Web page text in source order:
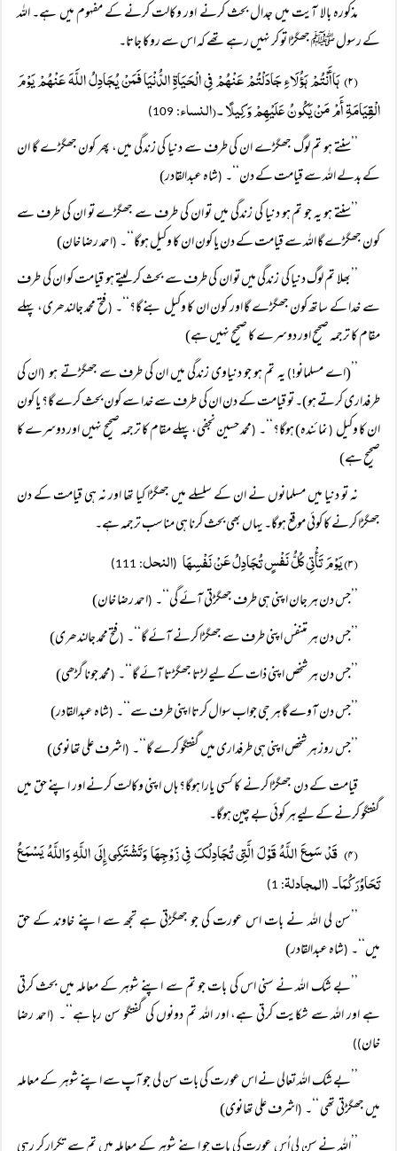
مذکورہ بالا آیت میں جدال بحث کرنے اور وکالت کرنے کے مفہوم میں ہے۔ اللہ
کے رسول ﷺ جھگڑا تو کر نہیں رہے تھے کہ اس سے روکا جاتا۔
(۲) ہَاأَنْتُمْ ہَؤُلَاءِ جَادَلْتُمْ عَنْہُمْ فِی الْحَیَاۃِ الدُّنْیَا فَمَنْ یُجَادِلُ اللَّہَ عَنْہُمْ یَوْمَ
الْقِیَامَۃِ أَمْ مَنْ یَکُونُ عَلَیْہِمْ وَکِیلًا ۔(النساء: 109)
’’سنتے ہو تم لوگ جھگڑے ان کی طرف سے دنیا کی زندگی میں، پھر کون جھگڑے گا ان
کے بدلے اللہ سے قیامت کے دن‘‘۔ (شاہ عبدالقادر)
’’سنتے ہو یہ جو تم ہو دنیا کی زندگی میں تو ان کی طرف سے جھگڑے تو ان کی طرف سے
کون جھگڑے گا اللہ سے قیامت کے دن یا کون ان کا وکیل ہوگا‘‘۔ (احمد رضا خان)
’’بھلا تم لوگ دنیا کی زندگی میں تو ان کی طرف سے بحث کر لیتے ہو قیامت کو ان کی طرف
سے خدا کے ساتھ کون جھگڑے گا اور کون ان کا وکیل بنے گا؟‘‘۔ (فتح محمد جالندھری، پہلے
مقام کا ترجمہ صحیح اور دوسرے کا صحیح نہیں ہے)
’’(اے مسلمانو!) یہ تم ہو جو دنیاوی زندگی میں ان کی طرف سے جھگڑتے ہو(ان کی
طرفداری کرتے ہو)۔ تو قیامت کے دن ان کی طرف سے خدا سے کون بحث کرے گا؟ یا کون
ان کا وکیل (نمائندہ) ہوگا؟‘‘۔ (محمد حسین نجفی، پہلے مقام کا ترجمہ صحیح نہیں اور دوسرے کا
صحیح ہے)
نہ تو دنیا میں مسلمانوں نے ان کے سلسلے میں جھگڑا کیا تھا اور نہ ہی قیامت کے دن
جھگڑا کرنے کا کوئی موقع ہوگا۔ یہاں بھی بحث کرنا ہی مناسب ترجمہ ہے۔
(۳) یَوْمَ تَأْتِی کُلُّ نَفْسٍ تُجَادِلُ عَنْ نَفْسِہَا (النحل: 111)
’’جس دن ہر جان اپنی ہی طرف جھگڑتی آئے گی‘‘۔ (احمد رضا خان)
’’جس دن ہر متنفس اپنی طرف سے جھگڑا کرنے آئے گا‘‘۔ (فتح محمد جالندھری)
’’جس دن ہر شخص اپنی ذات کے لیے لڑتا جھگڑتا آئے گا‘‘۔ (محمد جونا گڑھی)
’’جس دن آوے گا ہر جی جواب سوال کرتا اپنی طرف سے‘‘۔ (شاہ عبدالقادر)
’’جس روز ہر شخص اپنی ہی طرفداری میں گفتگو کرے گا‘‘۔ (اشرف علی تھانوی)
قیامت کے دن جھگڑا کرنے کا کسی یارا ہوگا؟ ہاں اپنی وکالت کرنے اور اپنے حق میں
گفتگو کرنے کے لیے ہر کوئی بے چین ہوگا۔
(۴) قَدْ سَمِعَ اللَّہُ قَوْلَ الَّتِی تُجَادِلُکَ فِی زَوْجِہَا وَتَشْتَکِی إِلَی اللَّہِ وَاللَّہُ یَسْمَعُ
تَحَاوُرَکُمَا۔ (المجادلۃ: 1)
’’سن لی اللہ نے بات اس عورت کی جو جھگڑتی ہے تجھ سے اپنے خاوند کے حق
میں‘‘۔ (شاہ عبدالقادر)
’’بے شک اللہ نے سنی اس کی بات جو تم سے اپنے شوہر کے معاملہ میں بحث کرتی
ہے اور اللہ سے شکایت کرتی ہے، اور اللہ تم دونوں کی گفتگو سن رہا ہے‘‘۔ (احمد رضا
خان))
’’بے شک اللہ تعالی نے اس عورت کی بات سن لی جو آپ سے اپنے شوہر کے معاملہ
میں جھگڑتی تھی ‘‘۔ (اشرف علی تھانوی)